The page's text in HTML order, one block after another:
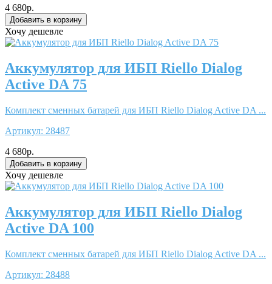
4 680р.
Хочу дешевле
Аккумулятор для ИБП Riello Dialog
Active DA 75
Комплект сменных батарей для ИБП Riello Dialog Active DA ...
Артикул: 28487
4 680р.
Хочу дешевле
Аккумулятор для ИБП Riello Dialog
Active DA 100
Комплект сменных батарей для ИБП Riello Dialog Active DA ...
Артикул: 28488